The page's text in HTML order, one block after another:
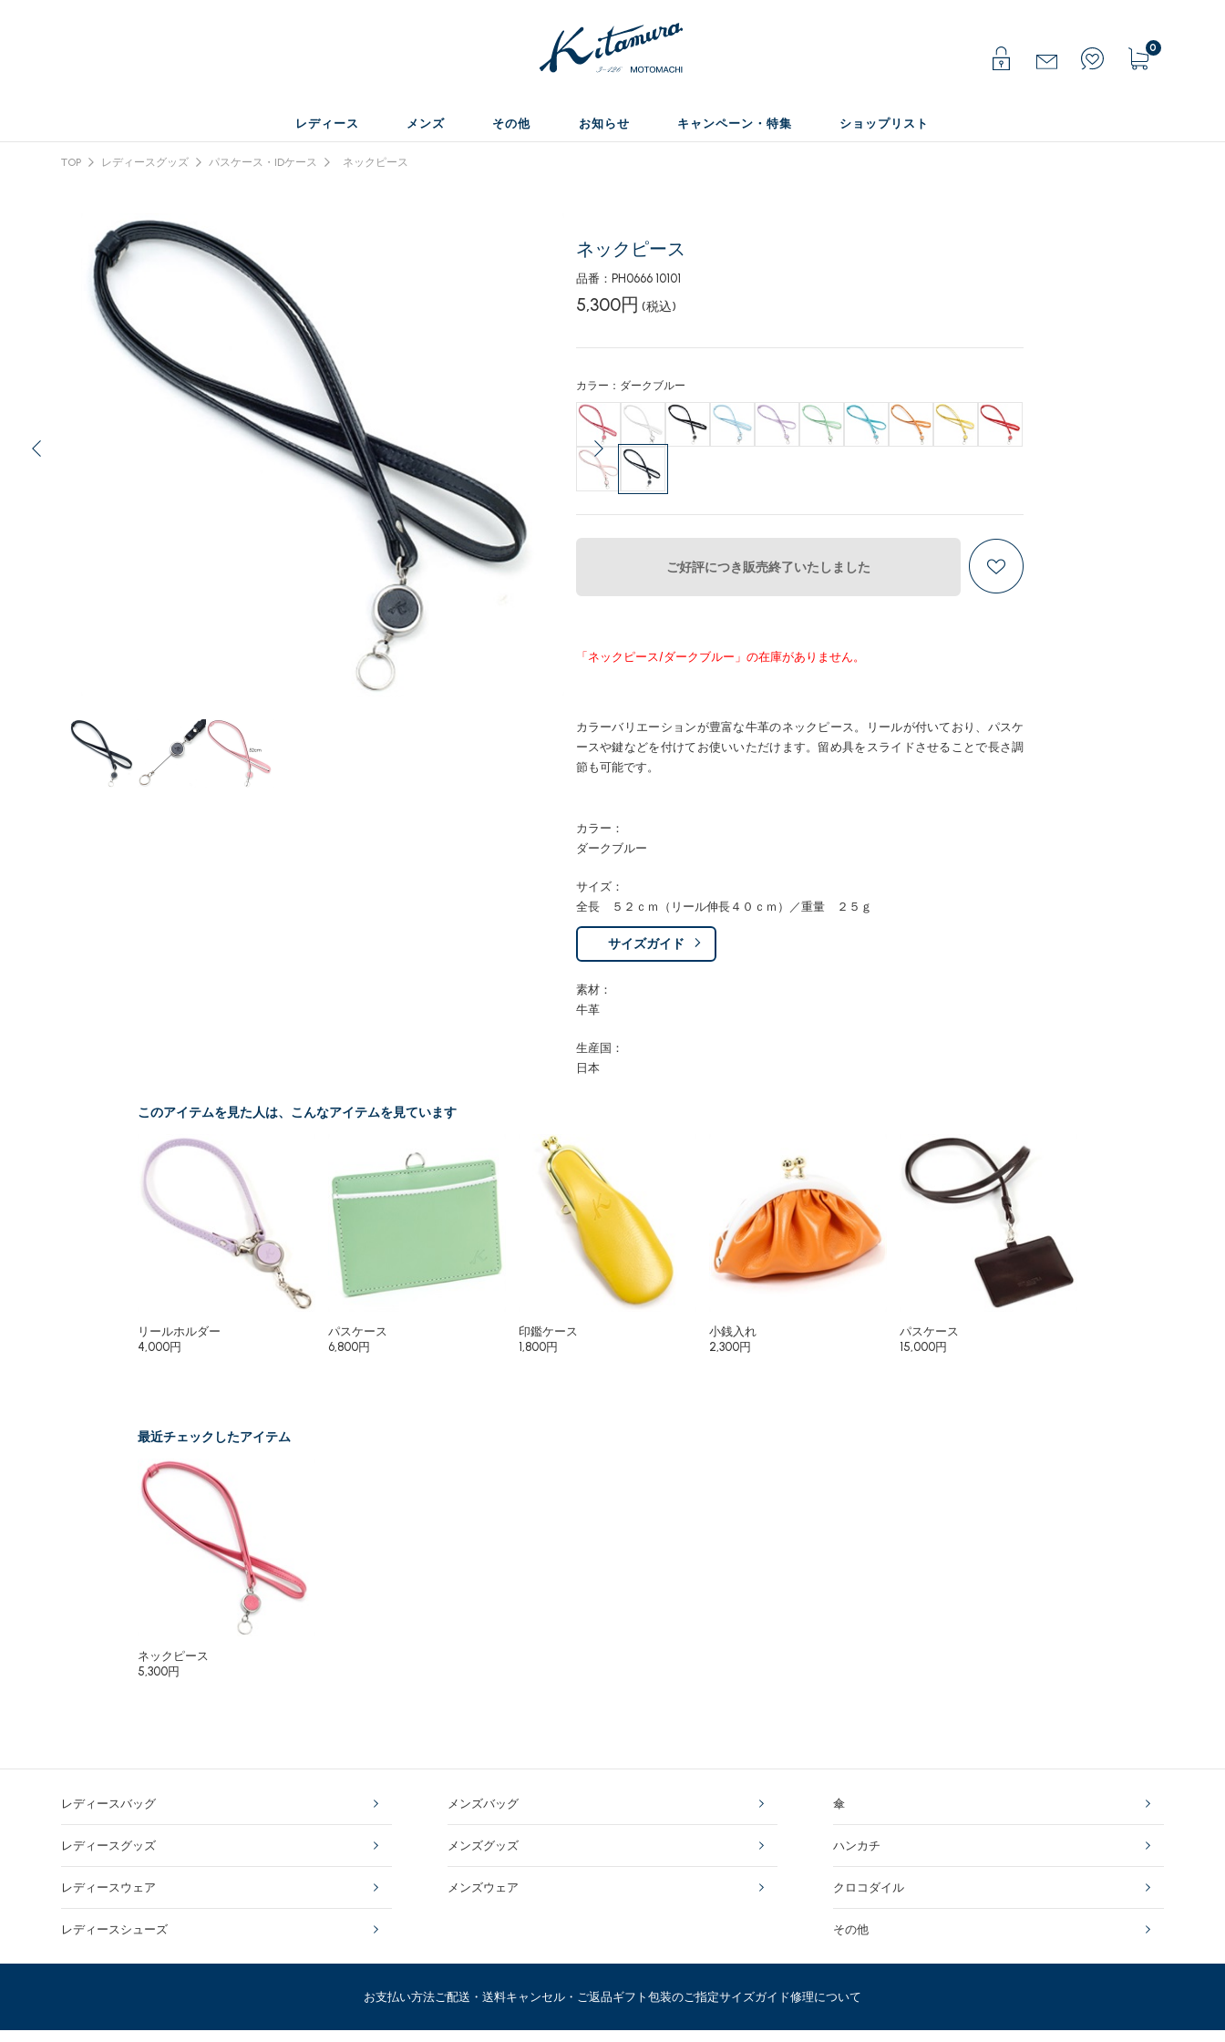
0
レディース メンズ その他 お知らせ キャンペーン・特集 ショップリスト
TOP レディースグッズ パスケース・IDケース ネックピース
ネックピース
品番：PH0666 10101
5,300円 (税込)
カラー：ダークブルー
ご好評につき販売終了いたしました
「ネックピース/ダークブルー」の在庫がありません。
カラーバリエーションが豊富な牛革のネックピース。リールが付いており、パスケ
ースや鍵などを付けてお使いいただけます。留め具をスライドさせることで長さ調
節も可能です。
カラー：
ダークブルー
サイズ：
全長 ５２ｃｍ（リール伸長４０ｃｍ）／重量 ２５ｇ
サイズガイド
素材：
牛革
生産国：
日本
このアイテムを見た人は、こんなアイテムを見ています
リールホルダー
4,000円
パスケース
6,800円
印鑑ケース
1,800円
小銭入れ
2,300円
パスケース
15,000円
最近チェックしたアイテム
ネックピース
5,300円
レディースバッグ
レディースグッズ
レディースウェア
レディースシューズ
メンズバッグ
メンズグッズ
メンズウェア
傘
ハンカチ
クロコダイル
その他
お支払い方法ご配送・送料キャンセル・ご返品ギフト包装のご指定サイズガイド修理について